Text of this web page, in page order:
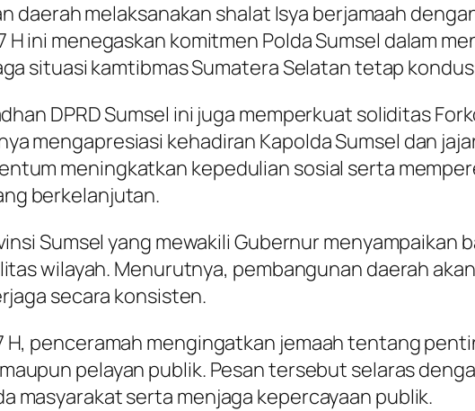
daerah melaksanakan shalat Isya berjamaah
H ini menegaskan komitmen Polda Sumsel dalam
situasi kamtibmas Sumatera Selatan tetap
DPRD Sumsel ini juga memperkuat soliditas
mengapresiasi kehadiran Kapolda Sumsel dan
meningkatkan kepedulian sosial serta
berkelanjutan.
Sumsel yang mewakili Gubernur menyampaikan
wilayah. Menurutnya, pembangunan daerah
secara konsisten.
H, penceramah mengingatkan jemaah tentang
pelayan publik. Pesan tersebut selaras
masyarakat serta menjaga kepercayaan publik.